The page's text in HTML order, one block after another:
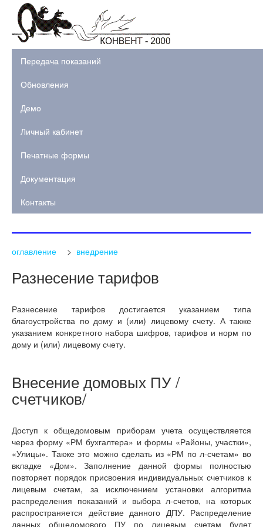
Передача показаний
Обновления
Демо
Личный кабинет
Печатные формы
Документация
Контакты
оглавление > внедрение
Разнесение тарифов
Разнесение тарифов достигается указанием типа
благоустройства по дому и (или) лицевому счету. А также
указанием конкретного набора шифров, тарифов и норм по
дому и (или) лицевому счету.
Внесение домовых ПУ /
счетчиков/
Доступ к общедомовым приборам учета осуществляется
через форму «РМ бухгалтера» и формы «Районы, участки»,
«Улицы». Также это можно сделать из «РМ по л-счетам» во
вкладке «Дом». Заполнение данной формы полностью
повторяет порядок присвоения индивидуальных счетчиков к
лицевым счетам, за исключением установки алгоритма
распределения показаний и выбора л-счетов, на которых
распространяется действие данного ДПУ. Распределение
данных общедомового ПУ по лицевым счетам будет